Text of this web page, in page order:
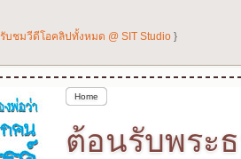
รับชมวีดีโอคลิปทั้งหมด @ SIT Studio }
Home
ต้อนรับพระ